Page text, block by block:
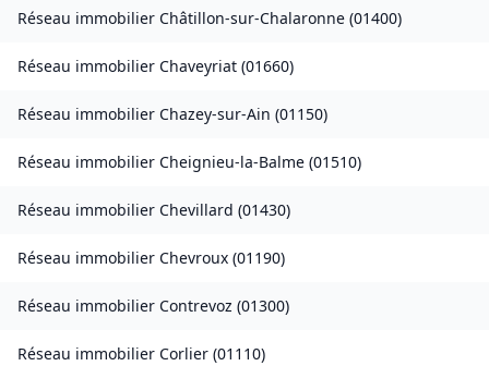
Réseau immobilier Châtillon-sur-Chalaronne (01400)
Réseau immobilier Chaveyriat (01660)
Réseau immobilier Chazey-sur-Ain (01150)
Réseau immobilier Cheignieu-la-Balme (01510)
Réseau immobilier Chevillard (01430)
Réseau immobilier Chevroux (01190)
Réseau immobilier Contrevoz (01300)
Réseau immobilier Corlier (01110)